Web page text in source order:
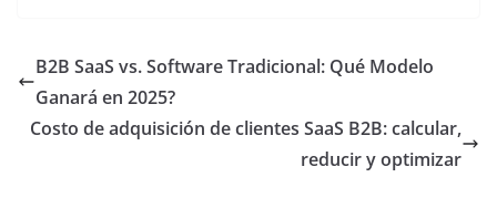
B2B SaaS vs. Software Tradicional: Qué Modelo
Ganará en 2025?
Costo de adquisición de clientes SaaS B2B: calcular,
reducir y optimizar